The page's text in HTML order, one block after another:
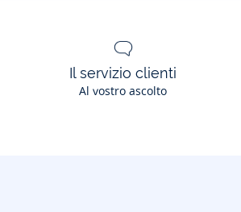
Il servizio clienti
Al vostro ascolto